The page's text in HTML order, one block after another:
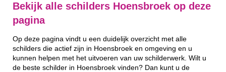
Bekijk alle schilders Hoensbroek op deze
pagina
Op deze pagina vindt u een duidelijk overzicht met alle
schilders die actief zijn in Hoensbroek en omgeving en u
kunnen helpen met het uitvoeren van uw schilderwerk. Wilt u
de beste schilder in Hoensbroek vinden? Dan kunt u de